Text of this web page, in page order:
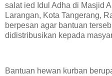
salat ied Idul Adha di Masjid
Larangan, Kota Tangerang,
berpesan agar bantuan
didistribusikan kepada
Bantuan hewan kurban